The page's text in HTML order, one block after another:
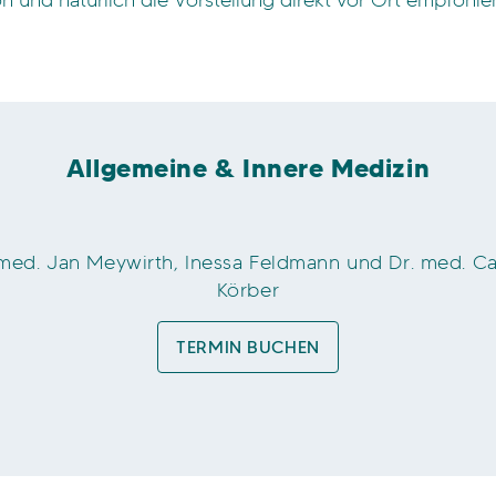
Allgemeine & Innere Medizin
Jan Meywirth, Inessa Feldmann und Dr. med.
Körber
TERMIN BUCHEN